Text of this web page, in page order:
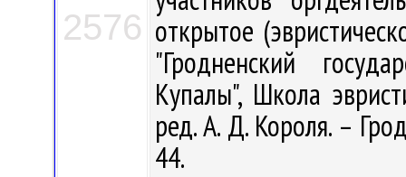
2576 открытое
"Гродненский
Купалы", Школа
ред. А. Д. Короля. –
44.